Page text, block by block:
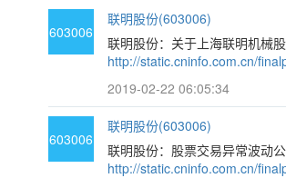
603006
联明股份(603006)
联明股份：关于上海联明机械
http://static.cninfo.com.cn/
2019-02-22 06:05:34
603006
联明股份(603006)
联明股份：股票交易异常波动
http://static.cninfo.com.cn/